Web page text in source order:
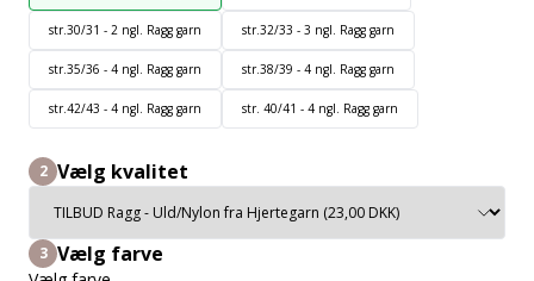
str.30/31 - 2 ngl. Ragg garn str.32/33 - 3 ngl. Ragg garn
str.35/36 - 4 ngl. Ragg garn str.38/39 - 4 ngl. Ragg garn
str.42/43 - 4 ngl. Ragg garn str. 40/41 - 4 ngl. Ragg garn
2 Vælg kvalitet
3 Vælg farve